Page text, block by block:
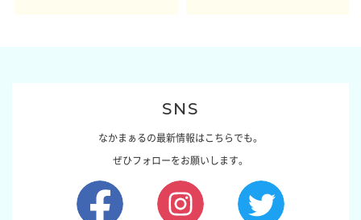
SNS
なかまぁるの最新情報はこちらでも。
ぜひフォローをお願いします。